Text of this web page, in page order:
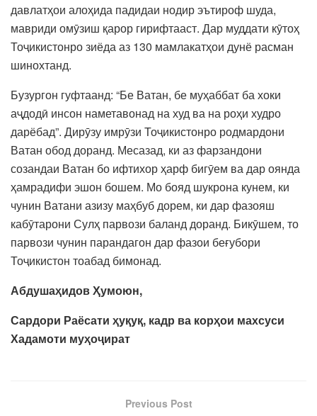
давлатҳои алоҳида падидаи нодир эътироф шуда,
мавриди омӯзиш қарор гирифтааст. Дар муддати кӯтоҳ
Тоҷикистонро зиёда аз 130 мамлакатҳои дунё расман
шинохтанд.
Бузургон гуфтаанд: “Бе Ватан, бе муҳаббат ба хоки
аҷдодӣ инсон наметавонад на худ ва на роҳи худро
дарёбад”. Дирӯзу имрӯзи Тоҷикистонро родмардони
Ватан обод доранд. Месазад, ки аз фарзандони
созандаи Ватан бо ифтихор ҳарф бигӯем ва дар оянда
ҳамрадифи эшон бошем. Мо бояд шукрона кунем, ки
чунин Ватани азизу маҳбуб дорем, ки дар фазояш
кабӯтарони Сулҳ парвози баланд доранд. Бикӯшем, то
парвози чунин парандагон дар фазои беғубори
Тоҷикистон тоабад бимонад.
Абдушаҳидов Ҳумоюн,
Сардори Раёсати ҳуқуқ, кадр ва корҳои махсуси
Хадамоти муҳоҷират
Previous Post